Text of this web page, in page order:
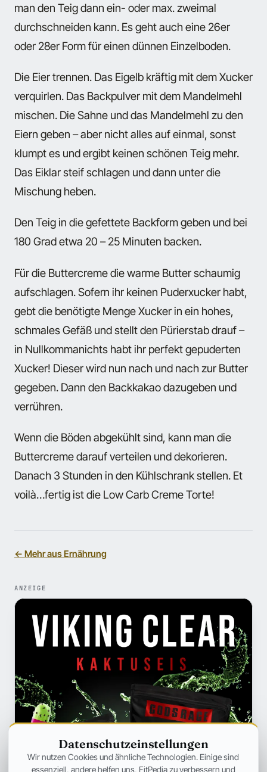
man den Teig dann ein- oder max. zweimal
durchschneiden kann. Es geht auch eine 26er
oder 28er Form für einen dünnen Einzelboden.
Die Eier trennen. Das Eigelb kräftig mit dem Xucker
verquirlen. Das Backpulver mit dem Mandelmehl
mischen. Die Sahne und das Mandelmehl zu den
Eiern geben – aber nicht alles auf einmal, sonst
klumpt es und ergibt keinen schönen Teig mehr.
Das Eiklar steif schlagen und dann unter die
Mischung heben.
Den Teig in die gefettete Backform geben und bei
180 Grad etwa 20 – 25 Minuten backen.
Für die Buttercreme die warme Butter schaumig
aufschlagen. Sofern ihr keinen Puderxucker habt,
gebt die benötigte Menge Xucker in ein hohes,
schmales Gefäß und stellt den Pürierstab drauf –
in Nullkommanichts habt ihr perfekt gepuderten
Xucker! Dieser wird nun nach und nach zur Butter
gegeben. Dann den Backkakao dazugeben und
verrühren.
Wenn die Böden abgekühlt sind, kann man die
Buttercreme darauf verteilen und dekorieren.
Danach 3 Stunden in den Kühlschrank stellen. Et
voilà…fertig ist die Low Carb Creme Torte!
← Mehr aus Ernährung
ANZEIGE
Datenschutzeinstellungen
Wir nutzen Cookies und ähnliche Technologien. Einige sind
essenziell, andere helfen uns, FitPedia zu verbessern und